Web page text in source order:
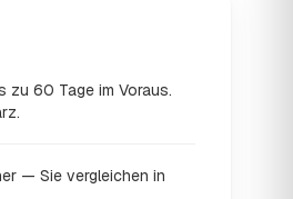
zu 60 Tage im Voraus.
— Sie vergleichen in